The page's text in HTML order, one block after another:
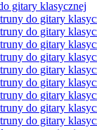
gitary klasycznej
do gitary
do gitary
do gitary
do gitary
do gitary
do gitary
do gitary
do gitary
do gitary